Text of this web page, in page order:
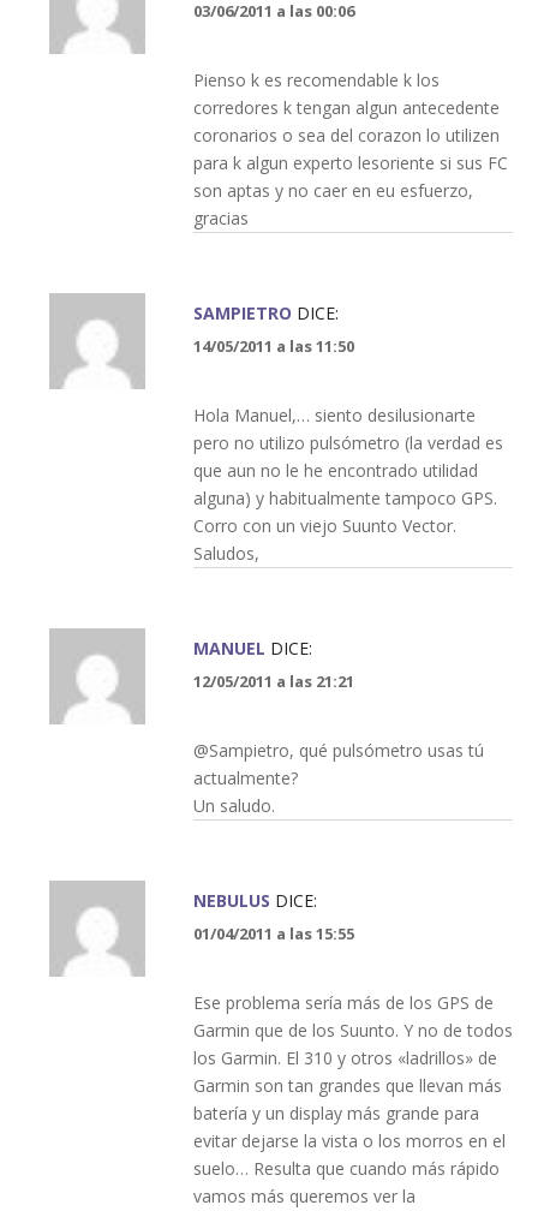
03/06/2011 a las 00:06
Pienso k es recomendable k los
corredores k tengan algun antecedente
coronarios o sea del corazon lo utilizen
para k algun experto lesoriente si sus FC
son aptas y no caer en eu esfuerzo,
gracias
SAMPIETRO DICE:
14/05/2011 a las 11:50
Hola Manuel,… siento desilusionarte
pero no utilizo pulsómetro (la verdad es
que aun no le he encontrado utilidad
alguna) y habitualmente tampoco GPS.
Corro con un viejo Suunto Vector.
Saludos,
MANUEL DICE:
12/05/2011 a las 21:21
@Sampietro, qué pulsómetro usas tú
actualmente?
Un saludo.
NEBULUS DICE:
01/04/2011 a las 15:55
Ese problema sería más de los GPS de
Garmin que de los Suunto. Y no de todos
los Garmin. El 310 y otros «ladrillos» de
Garmin son tan grandes que llevan más
batería y un display más grande para
evitar dejarse la vista o los morros en el
suelo… Resulta que cuando más rápido
vamos más queremos ver la